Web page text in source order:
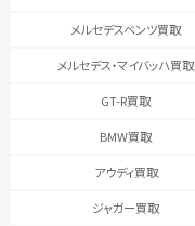
メルセデスベンツ買取
メルセデス・マイバッハ買取
GT-R買取
BMW買取
アウディ買取
ジャガー買取